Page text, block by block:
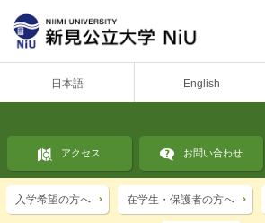
日本語 English
アクセス お問い合わせ
入学希望の方へ 在学生・保護者の方へ